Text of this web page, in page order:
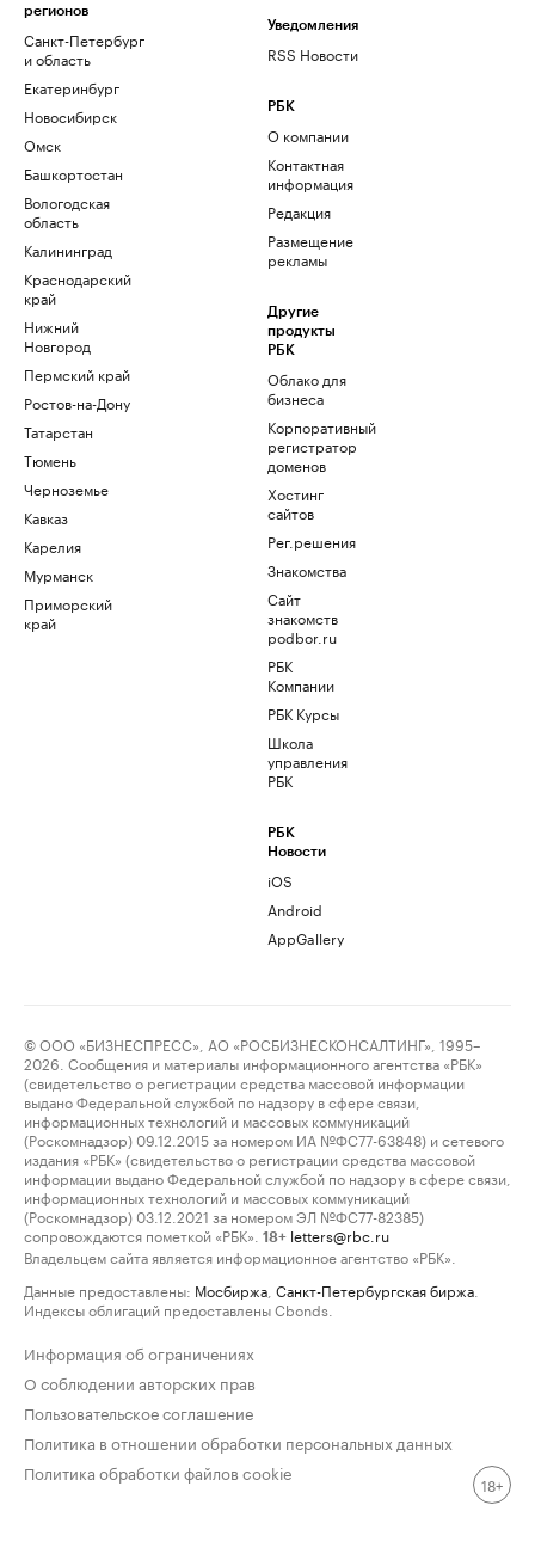
регионов
Санкт-Петербург
и область
Екатеринбург
Новосибирск
Омск
Башкортостан
Вологодская
область
Калининград
Краснодарский
край
Нижний
Новгород
Пермский край
Ростов-на-Дону
Татарстан
Тюмень
Черноземье
Кавказ
Карелия
Мурманск
Приморский
край
Уведомления
RSS Новости
РБК
О компании
Контактная
информация
Редакция
Размещение
рекламы
Другие
продукты
РБК
Облако для
бизнеса
Корпоративный
регистратор
доменов
Хостинг
сайтов
Рег.решения
Знакомства
Сайт
знакомств
podbor.ru
РБК
Компании
РБК Курсы
Школа
управления
РБК
РБК
Новости
iOS
Android
AppGallery
© ООО «БИЗНЕСПРЕСС», АО «РОСБИЗНЕСКОНСАЛТИНГ», 1995–
2026. Сообщения и материалы информационного агентства «РБК»
(свидетельство о регистрации средства массовой информации
выдано Федеральной службой по надзору в сфере связи,
информационных технологий и массовых коммуникаций
(Роскомнадзор) 09.12.2015 за номером ИА №ФС77-63848) и сетевого
издания «РБК» (свидетельство о регистрации средства массовой
информации выдано Федеральной службой по надзору в сфере связи,
информационных технологий и массовых коммуникаций
(Роскомнадзор) 03.12.2021 за номером ЭЛ №ФС77-82385)
сопровождаются пометкой «РБК».
18+ letters@rbc.ru
Владельцем сайта является информационное агентство «РБК».
Данные предоставлены: Мосбиржа Санкт-Петербургская биржа
Индексы облигаций предоставлены Cbonds.
Информация об ограничениях
О соблюдении авторских прав
Пользовательское соглашение
Политика в отношении обработки персональных данных
Политика обработки файлов cookie
18+